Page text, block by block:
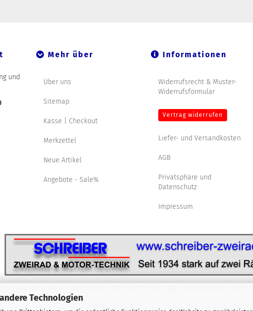
Technologien
und
Mehr über
Über uns
Sitemap
Kasse | Checkout
Merkzettel
Neue Artikel
Angebote - Sale%
Informationen
Widerrufsrecht & Muster-
Widerrufsformular
Vertrag widerrufen
Liefer- und Versandkosten
AGB
Privatsphäre und
Datenschutz
Impressum